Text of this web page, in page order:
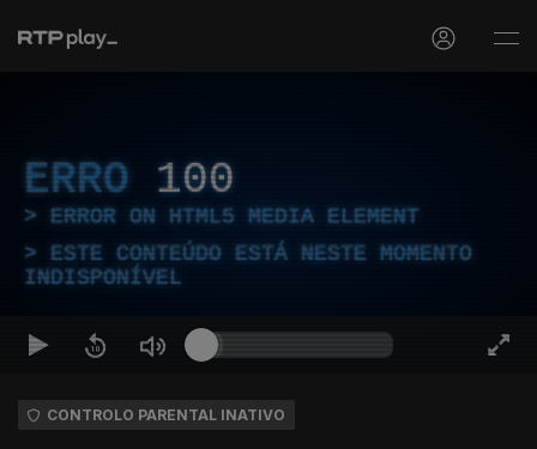
ERRO 100
ERROR ON HTML5 MEDIA ELEMENT
ESTE CONTEÚDO ESTÁ NESTE MOMENTO
INDISPONÍVEL
CONTROLO PARENTAL INATIVO